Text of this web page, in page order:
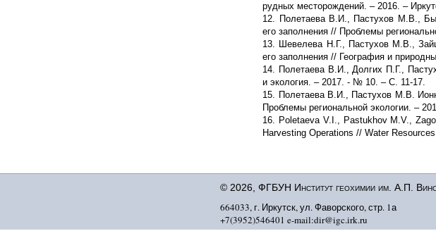
рудных месторождений. – 2016. –
12. Полетаева В.И., Пастухов М.В.,
его заполнения // Проблемы
13. Шевелева Н.Г., Пастухов М.В.,
его заполнения // География и
14. Полетаева В.И., Долгих П.Г.,
и экология. – 2017. - № 10. – С. 11-17.
15. Полетаева В.И., Пастухов М.В.
Проблемы региональной экологии. –
16. Poletaeva V.I., Pastukhov M.V.,
Harvesting Operations // Water
© 2026, ФГБУН Институт геохимии им. А.П.
664033, г. Иркутск, ул. Фаворского, стр. 1а
+7(3952)546401 e-mail:dir@igc.irk.ru